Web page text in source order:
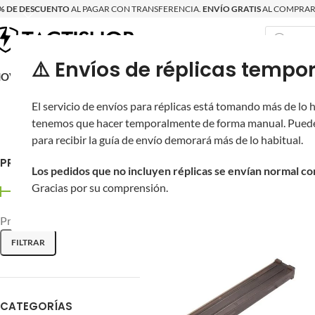
⚠️ Envíos de réplicas
El servicio de envíos para réplicas está tomando más de
tenemos que hacer temporalmente de forma manual.
para recibir la guía de envío demorará más de lo habitual.
Los pedidos que no incluyen réplicas se envían normal
Gracias por su comprensión.
DE DESCUENTOAL PAGAR CON TRANSFERENCIA. ENVÍO GRATISAL
RÉPLICASPARTES Y ACCESORIOSEQUIPO
PRECIO
FILTRAR
Precio:
CATEGORÍAS
King Arms /
King Arms se fundó en 2004
2015, trasladamos nuestra
principales fabricantes de
de la industria del Airsoft.